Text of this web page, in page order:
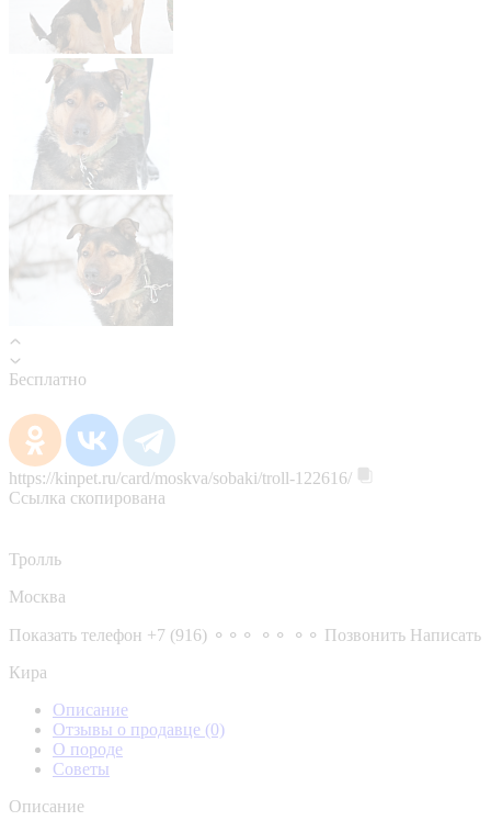
Бесплатно
https://kinpet.ru/card/moskva/sobaki/troll-122616/
Ссылка скопирована
Тролль
Москва
Показать телефон +7 (916) ⚬⚬⚬ ⚬⚬ ⚬⚬ Позвонить Написать
Кира
Описание
Отзывы о продавце (0)
О породе
Советы
Описание